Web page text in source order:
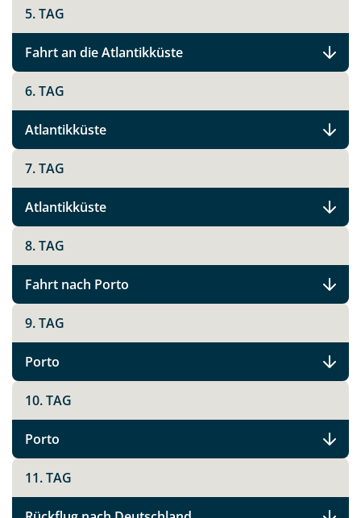
5. TAG
Fahrt an die Atlantikküste
6. TAG
Atlantikküste
7. TAG
Atlantikküste
8. TAG
Fahrt nach Porto
9. TAG
Porto
10. TAG
Porto
11. TAG